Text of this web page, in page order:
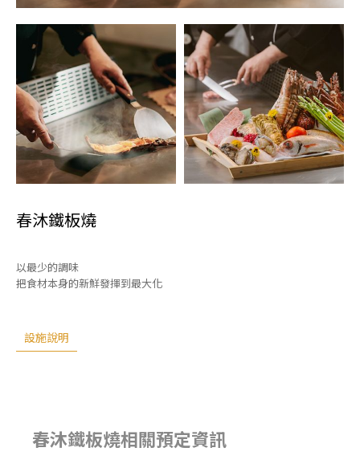
春沐鐵板燒
以最少的調味
把食材本身的新鮮發揮到最大化
設施說明
春沐鐵板燒相關預定資訊